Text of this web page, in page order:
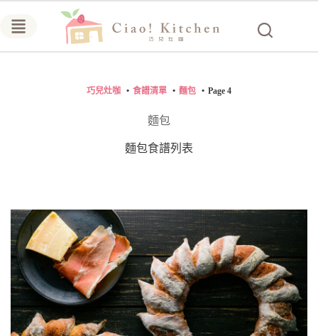
巧兒灶咖 食譜清單 麵包 Page 4
麵包
麵包食譜列表